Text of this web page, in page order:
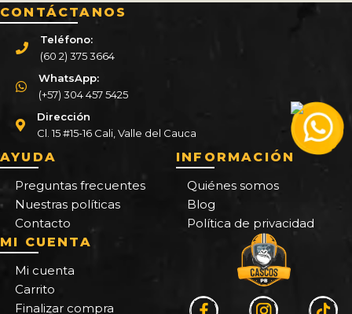
CONTÁCTANOS
Teléfono:
(60 2) 375 3664
WhatsApp:
(+57) 304 457 5425
Dirección
Cl. 15 #15-16 Cali, Valle del Cauca
AYUDA
Preguntas frecuentes
Nuestras políticas
Contacto
INFORMACIÓN
Quiénes somos
Blog
Política de privacidad
MI CUENTA
Mi cuenta
Carrito
Finalizar compra